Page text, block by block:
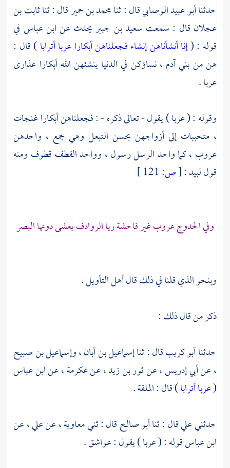
حدثناأبو عبيد الوصابيقال : ثنامحمد بن حميرقال : ثناثابت بن
عجلان قال : سمعت سعيد بن جبيريحدث عنابن عباس في
قوله : (إنا أنشأناهن إنشاء فجعلناهن أبكارا عربا أترابا) قال :
هن من بنيآدم ،نساؤكن في الدنيا ينشئهن الله أبكارا عذارى
عربا .
وقوله : ( عربا ) يقول - تعالى ذكره - : فجعلناهن أبكارا غنجات
، متحببات إلى أزواجهن يحسن التبعل وهي جمع ، واحدهن
عروب ، كما واحد الرسل رسول ، وواحد القطف قطوف ومنه
قوللبيد:
[ص:
وفي الحدوج عروب غير فاحشة ريا الروادف يعشى دونها البصر
وبنحو الذي قلنا في ذلك قال أهل التأويل .
ذكر من قال ذلك :
حدثناأبو كريبقال : ثناإسماعيل بن أبان،وإسماعيل بن صبيح
، عنأبي إدريس، عنثور بن زيد، عنعكرمة، عنابن عباس
(عربا أترابا) قال : الملقة .
حدثنيعليقال : ثناأبو صالحقال : ثنيمعاوية، عنعلي، عن
ابن عباسقوله : ( عربا ) يقول : عواشق .